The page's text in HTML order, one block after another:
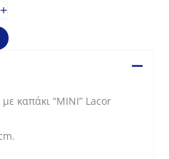
+
καπάκι “MINI” Lacor